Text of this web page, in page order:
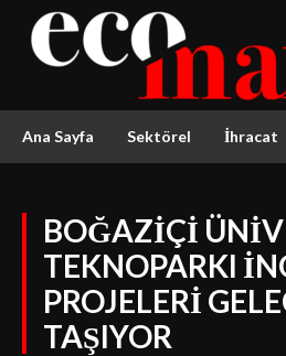
Ana Sayfa Sektörel İhracat
BOĞAZİÇİ
TEKNOPARKI
PROJELERİ
TAŞIYOR